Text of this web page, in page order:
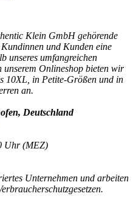
Klein GmbH gehörende
und Kunden eine
unseres umfangreichen
unserem Onlineshop bieten wir
10XL, in Petite-Größen und in
an.
Deutschland
Uhr (MEZ)
Unternehmen und arbeiten